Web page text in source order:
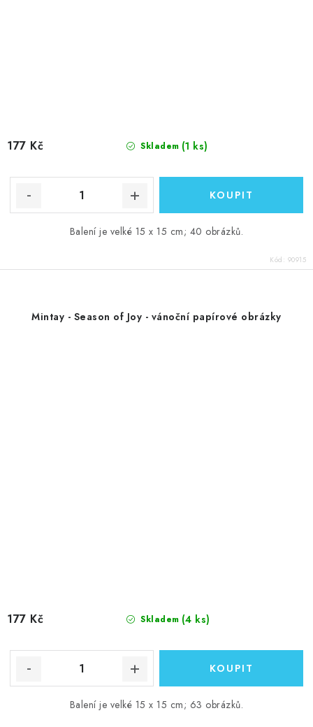
Skladem (1 ks)
177 Kč
Balení je velké 15 x 15 cm; 40 obrázků.
Kód: 90915
Mintay - Season of Joy - vánoční papírové obrázky
Skladem (4 ks)
177 Kč
Balení je velké 15 x 15 cm; 63 obrázků.